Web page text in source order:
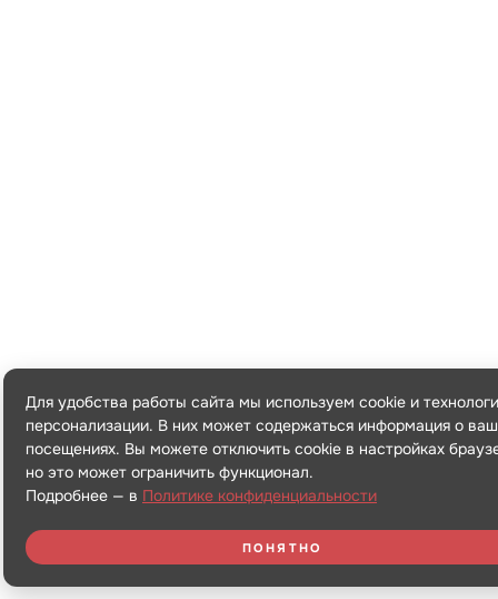
Для удобства работы сайта мы используем cookie и
персонализации. В них может содержаться информация о
посещениях. Вы можете отключить cookie в настройках
но это может ограничить функционал.
Подробнее — в Политике конфиденциальности
ПОНЯТНО